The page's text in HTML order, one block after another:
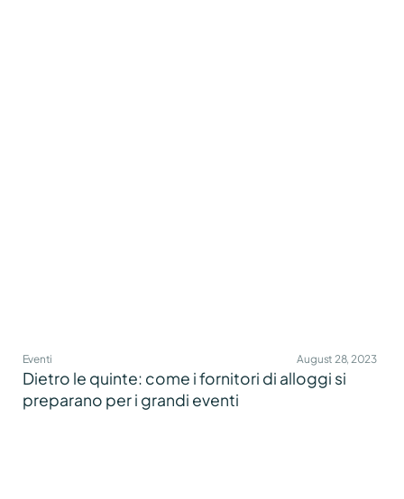
Eventi August 28, 2023
Dietro le quinte: come i fornitori di alloggi si
preparano per i grandi eventi